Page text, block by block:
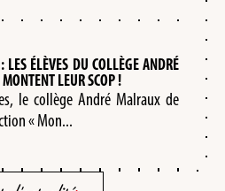
LES ÉLÈVES DU COLLÈGE ANDRÉ
LEUR SCOP !
le collège André Malraux de
« Mon...